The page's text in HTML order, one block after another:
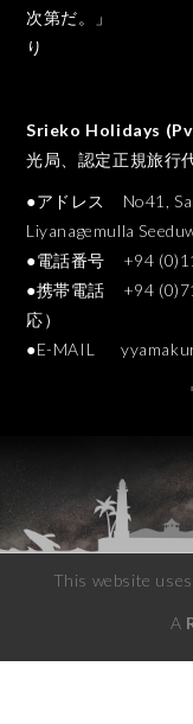
次第だ。」 作家
り
Srieko Holidays
光局、認定正規旅行
●アドレス No41,
Liyanagemulla
●電話番号 +94
●携帯電話 +94
応）
●E-MAIL
This website
A